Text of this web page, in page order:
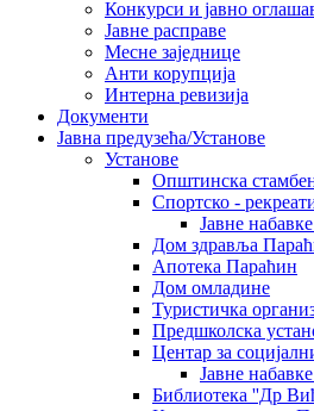
Конкурси и јавно
Јавне расправе
Месне заједнице
Анти корупција
Интерна ревизија
Документи
Јавна предузећа/Установе
Установе
Општинскa
Спортско -
Јавне
Дом здравља
Апотека Параћин
Дом омладине
Туристичка
Предшколска
Центар за
Јавне
Библиотека ''Др